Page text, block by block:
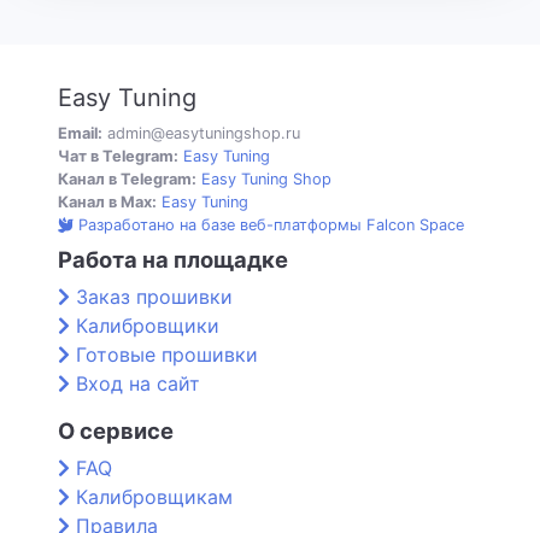
Easy Tuning
Email: admin@easytuningshop.ru
Чат в Telegram: Easy Tuning
Канал в Telegram: Easy Tuning Shop
Канал в Max: Easy Tuning
Разработано на базе веб-платформы Falcon Space
Работа на площадке
Заказ прошивки
Калибровщики
Готовые прошивки
Вход на сайт
О сервисе
FAQ
Калибровщикам
Правила